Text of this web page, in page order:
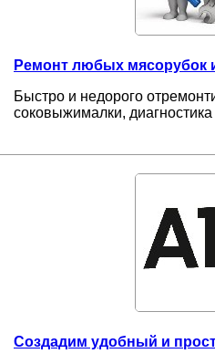
Ремонт любых мясорубок
Быстро и недорого
соковыжималки, диагностика
Создадим удобный и